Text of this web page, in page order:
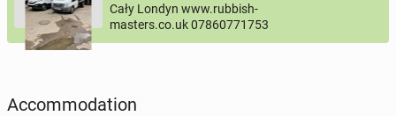
ACCOMMODATION
Cały Londyn www.rubbish-
masters.co.uk 07860771753
Accommodation